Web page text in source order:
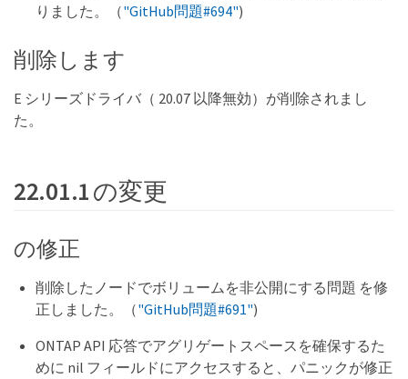
りました。（"GitHub問題#694")
削除します
E シリーズドライバ（ 20.07 以降無効）が削除されまし
た。
22.01.1 の変更
の修正
削除したノードでボリュームを非公開にする問題 を修
正しました。（"GitHub問題#691")
ONTAP API 応答でアグリゲートスペースを確保するた
めに nil フィールドにアクセスすると、パニックが修正